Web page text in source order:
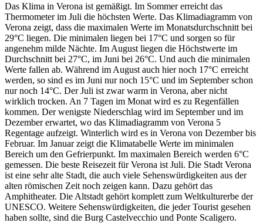
Das Klima in Verona ist gemäßigt. Im Sommer erreicht das
Thermometer im Juli die höchsten Werte. Das Klimadiagramm von
Verona zeigt, dass die maximalen Werte im Monatsdurchschnitt bei
29°C liegen. Die minimalen liegen bei 17°C und sorgen so für
angenehm milde Nächte. Im August liegen die Höchstwerte im
Durchschnitt bei 27°C, im Juni bei 26°C. Und auch die minimalen
Werte fallen ab. Während im August auch hier noch 17°C erreicht
werden, so sind es im Juni nur noch 15°C und im September schon
nur noch 14°C. Der Juli ist zwar warm in Verona, aber nicht
wirklich trocken. An 7 Tagen im Monat wird es zu Regenfällen
kommen. Der wenigste Niederschlag wird im September und im
Dezember erwartet, wo das Klimadiagramm von Verona 5
Regentage aufzeigt. Winterlich wird es in Verona von Dezember bis
Februar. Im Januar zeigt die Klimatabelle Werte im minimalen
Bereich um den Gefrierpunkt. Im maximalen Bereich werden 6°C
gemessen. Die beste Reisezeit für Verona ist Juli. Die Stadt Verona
ist eine sehr alte Stadt, die auch viele Sehenswürdigkeiten aus der
alten römischen Zeit noch zeigen kann. Dazu gehört das
Amphitheater. Die Altstadt gehört komplett zum Weltkulturerbe der
UNESCO. Weitere Sehenswürdigkeiten, die jeder Tourist gesehen
haben sollte, sind die Burg Castelvecchio und Ponte Scaligero.